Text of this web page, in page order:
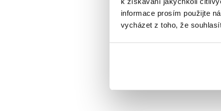
informace prosím použijte
vycházet z toho, že